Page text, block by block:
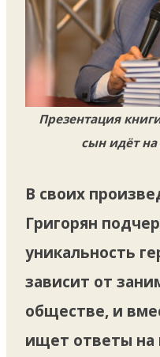
Презентация
сын идёт
В своих
Григорян
уникальность
зависит от
обществе, и
ищет ответы на